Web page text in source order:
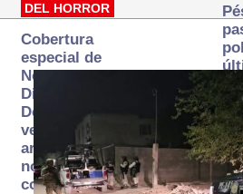
DEL HORROR
Cobertura
especial de
Norte
Digital:
Donde la
verdad
arde… pero
no se
consume